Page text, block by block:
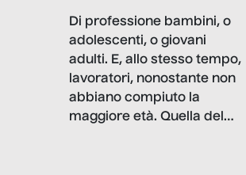
Di professione bambini, o
adolescenti, o giovani
adulti. E, allo stesso tempo,
lavoratori, nonostante non
abbiano compiuto la
maggiore età. Quella del